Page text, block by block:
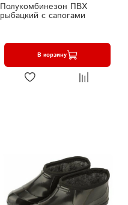
Полукомбинезон ПВХ
рыбацкий с сапогами
В корзину